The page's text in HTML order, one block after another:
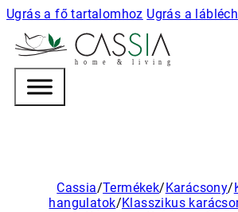
Ugrás a fő tartalomhoz Ugrás a
h o m e & l i v i n g
Cassia/Termékek/Karácsony/
hangulatok/Klasszikus